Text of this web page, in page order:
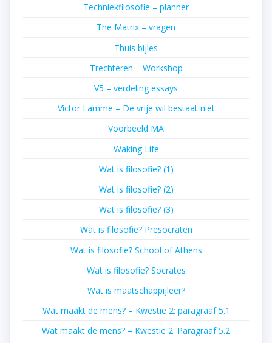
Techniekfilosofie – planner
The Matrix – vragen
Thuis bijles
Trechteren – Workshop
V5 – verdeling essays
Victor Lamme – De vrije wil bestaat niet
Voorbeeld MA
Waking Life
Wat is filosofie? (1)
Wat is filosofie? (2)
Wat is filosofie? (3)
Wat is filosofie? Presocraten
Wat is filosofie? School of Athens
Wat is filosofie? Socrates
Wat is maatschappijleer?
Wat maakt de mens? – Kwestie 2: paragraaf 5.1
Wat maakt de mens? – Kwestie 2: Paragraaf 5.2